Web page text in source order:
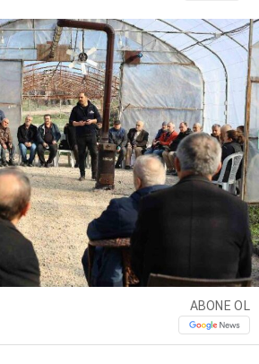
Facebook
Instagram
Youtube
ABONE OL